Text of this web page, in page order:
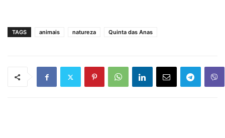
TAGS animais natureza Quinta das Anas